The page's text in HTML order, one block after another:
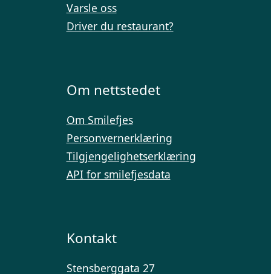
Varsle oss
Driver du restaurant?
Om nettstedet
Om Smilefjes
Personvernerklæring
Tilgjengelighetserklæring
API for smilefjesdata
Kontakt
Stensberggata 27